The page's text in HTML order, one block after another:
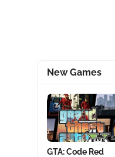
New Games
GTA: Code Red